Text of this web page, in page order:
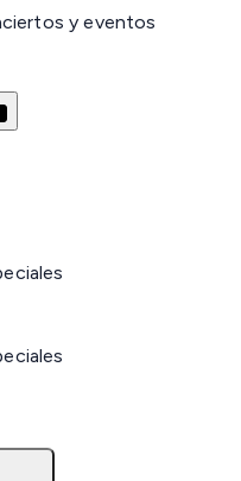
y eventos